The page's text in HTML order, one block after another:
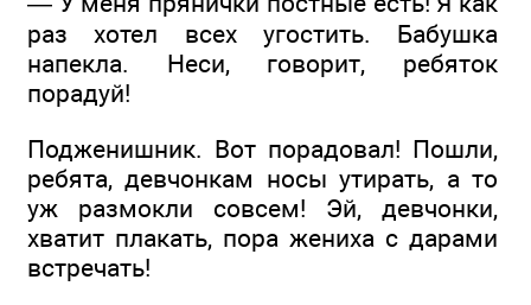
раз хотел всех угостить. Бабушка
напекла. Неси, говорит, ребяток
порадуй!
Подженишник. Вот порадовал! Пошли,
ребята, девчонкам носы утирать, а то
уж размокли совсем! Эй, девчонки,
хватит плакать, пора жениха с дарами
встречать!